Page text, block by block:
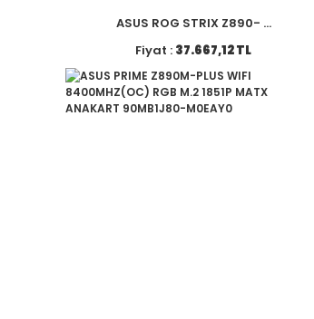
ASUS ROG STRIX Z890- ...
Fiyat : 37.667,12 TL